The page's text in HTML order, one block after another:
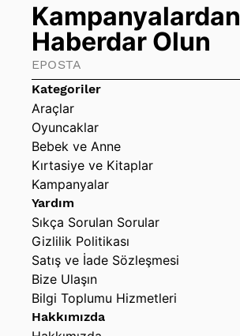
Kategoriler
Araçlar
Oyuncaklar
Bebek ve Anne
Kırtasiye ve Kitaplar
Kampanyalar
Yardım
Sıkça Sorulan Sorular
Gizlilik Politikası
Satış ve İade Sözleşmesi
Bize Ulaşın
Bilgi Toplumu Hizmetleri
Hakkımızda
Kampanyalardan
Haberdar Olun